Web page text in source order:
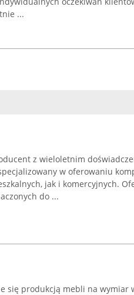
...
z wieloletnim
w oferowaniu
jak i komercyjnych.
do ...
się produkcją mebli na wymiar